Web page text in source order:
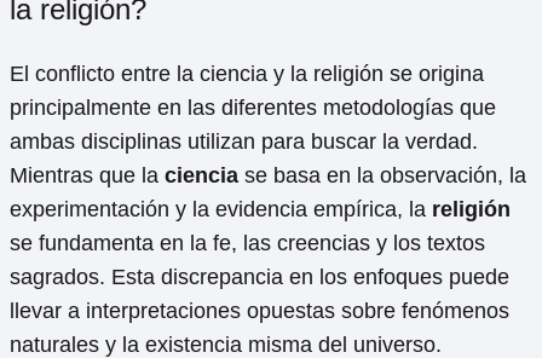
la religión?
El conflicto entre la ciencia y la religión se origina
principalmente en las diferentes metodologías que
ambas disciplinas utilizan para buscar la verdad.
Mientras que la ciencia se basa en la observación, la
experimentación y la evidencia empírica, la religión
se fundamenta en la fe, las creencias y los textos
sagrados. Esta discrepancia en los enfoques puede
llevar a interpretaciones opuestas sobre fenómenos
naturales y la existencia misma del universo.